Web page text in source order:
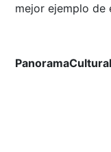
mejor ejemplo de